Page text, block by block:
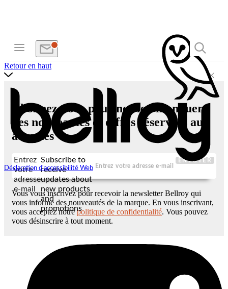
Déclaration d'accessibilité Web
Retour en haut
Abonnez-vous pour ne rien manquer
des nouveautés et offres réservées aux
abonnés
Entrez
votre
adresse
e-mail
Subscribe to
receive
updates about
new products
and
promotions
ENVOYER
Vous vous inscrivez pour recevoir la newsletter Bellroy qui
vous informe des nouveautés de la marque. En vous inscrivant,
vous acceptez notrepolitique de confidentialité. Vous pouvez
vous désinscrire à tout moment.